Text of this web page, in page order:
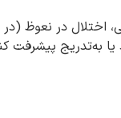
در نعوظ (در
به‌تدریج پیشرفت